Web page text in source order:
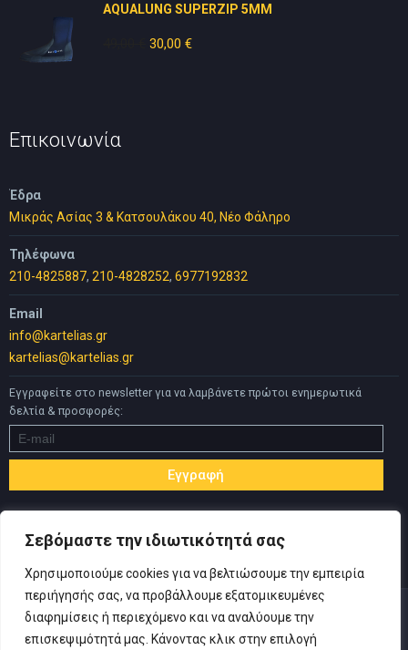
Σεβόμαστε την ιδιωτικότητά σας
Χρησιμοποιούμε cookies για να βελτιώσουμε την εμπειρία
περιήγησής σας, να προβάλλουμε εξατομικευμένες
διαφημίσεις ή περιεχόμενο και να αναλύουμε την
επισκεψιμότητά μας. Κάνοντας κλικ στην επιλογή
30,00 €.
AQUALUNG SUPERZIP 5MM
Original
30,00 €Η
Επικοινωνία
Έδρα
Μικράς Ασίας 3 & Κατσουλάκου 40, Νέο Φάληρο
Τηλέφωνα
210-4825887, 210-4828252, 6977192832
Email
info@kartelias.gr
kartelias@kartelias.gr
Εγγραφείτε στο newsletter για να λαμβάνετε πρώτοι ενημερωτικά
δελτία & προσφορές: